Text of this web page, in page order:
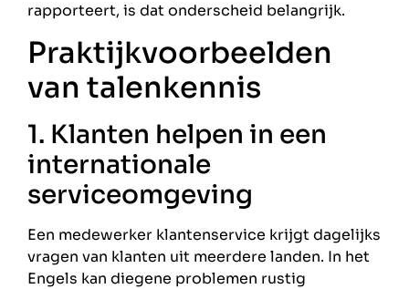
rapporteert, is dat onderscheid belangrijk.
Praktijkvoorbeelden
van talenkennis
1. Klanten helpen in een
internationale
serviceomgeving
Een medewerker klantenservice krijgt dagelijks
vragen van klanten uit meerdere landen. In het
Engels kan diegene problemen rustig